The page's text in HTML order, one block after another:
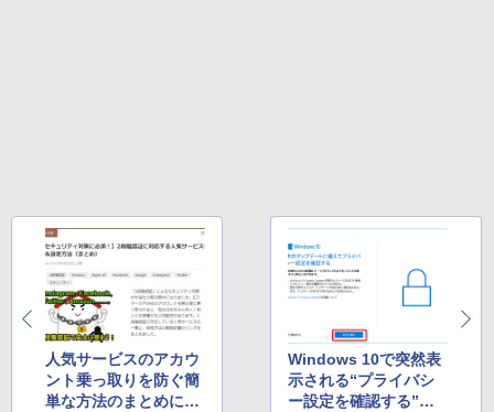
人気サービスのアカウ
ント乗っ取りを防ぐ簡
単な方法のまとめに注
Windows 10で突然表
示される“プライバシ
ー設定を確認する”の